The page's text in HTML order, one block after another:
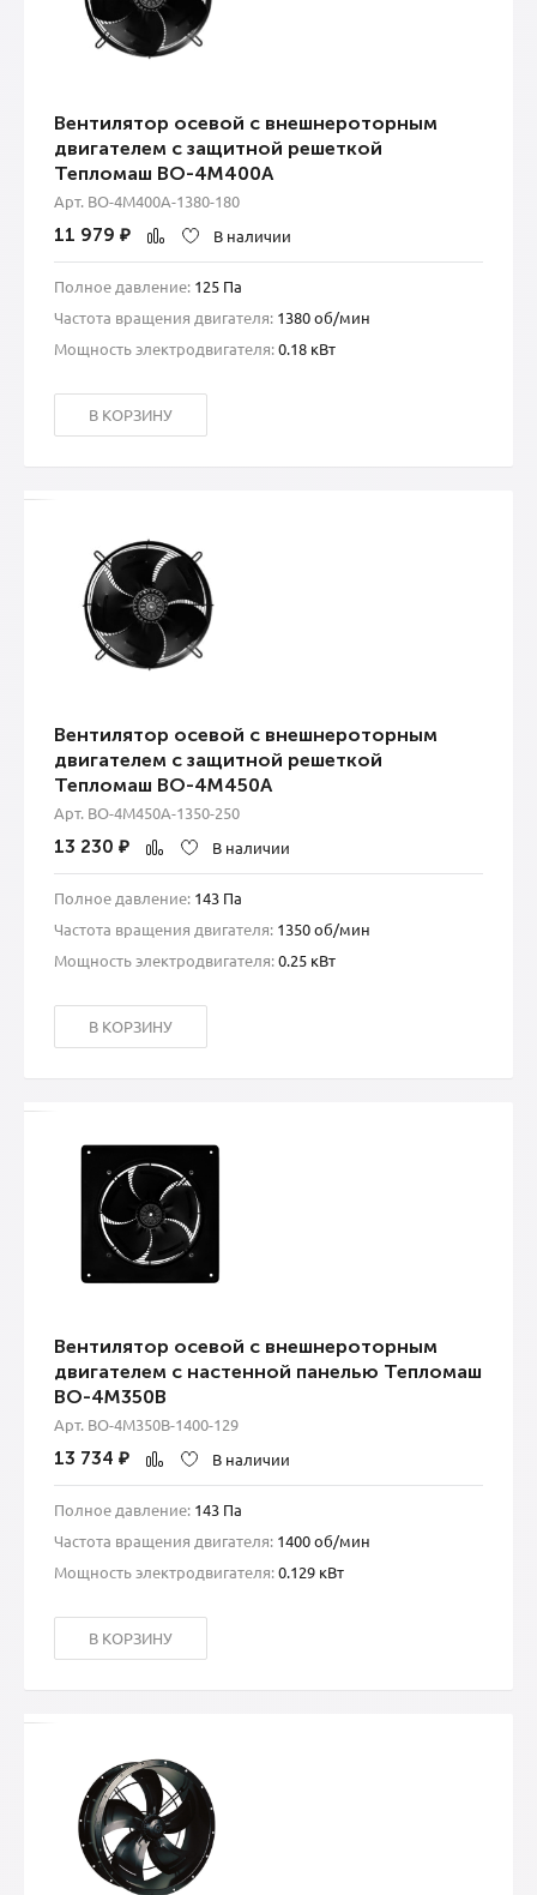
Вентилятор осевой с внешнероторным
двигателем с защитной решеткой
Тепломаш ВО-4М400А
Арт. ВО-4М400A-1380-180
11 979 ₽ В наличии
Полное давление: 125 Па
Частота вращения двигателя: 1380 об/мин
Мощность электродвигателя:0.18 кВт
В КОРЗИНУ
Вентилятор осевой с внешнероторным
двигателем с защитной решеткой
Тепломаш ВО-4М450А
Арт. ВО-4М450A-1350-250
13 230 ₽ В наличии
Полное давление: 143 Па
Частота вращения двигателя: 1350 об/мин
Мощность электродвигателя:0.25 кВт
В КОРЗИНУ
Вентилятор осевой с внешнероторным
двигателем с настенной панелью Тепломаш
ВО-4М350B
Арт. ВО-4М350B-1400-129
13 734 ₽ В наличии
Полное давление: 143 Па
Частота вращения двигателя: 1400 об/мин
Мощность электродвигателя:0.129 кВт
В КОРЗИНУ